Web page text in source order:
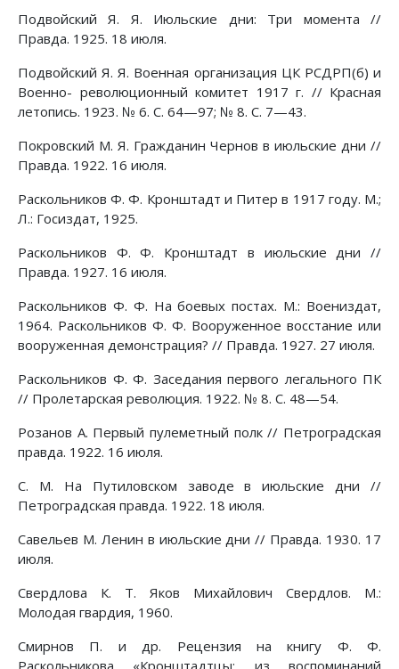
Подвойский Я. Я. Июльские дни: Три момента //
Правда. 1925. 18 июля.
Подвойский Я. Я. Военная организация ЦК РСДРП(б) и
Военно- революционный комитет 1917 г. // Красная
летопись. 1923. № 6. С. 64—97; № 8. С. 7—43.
Покровский М. Я. Гражданин Чернов в июльские дни //
Правда. 1922. 16 июля.
Раскольников Ф. Ф. Кронштадт и Питер в 1917 году. М.;
Л.: Госиздат, 1925.
Раскольников Ф. Ф. Кронштадт в июльские дни //
Правда. 1927. 16 июля.
Раскольников Ф. Ф. На боевых постах. М.: Воениздат,
1964. Раскольников Ф. Ф. Вооруженное восстание или
вооруженная демонстрация? // Правда. 1927. 27 июля.
Раскольников Ф. Ф. Заседания первого легального ПК
// Пролетарская революция. 1922. № 8. С. 48—54.
Розанов А. Первый пулеметный полк // Петроградская
правда. 1922. 16 июля.
С. М. На Путиловском заводе в июльские дни //
Петроградская правда. 1922. 18 июля.
Савельев М. Ленин в июльские дни // Правда. 1930. 17
июля.
Свердлова К. Т. Яков Михайлович Свердлов. М.:
Молодая гвардия, 1960.
Смирнов П. и др. Рецензия на книгу Ф. Ф.